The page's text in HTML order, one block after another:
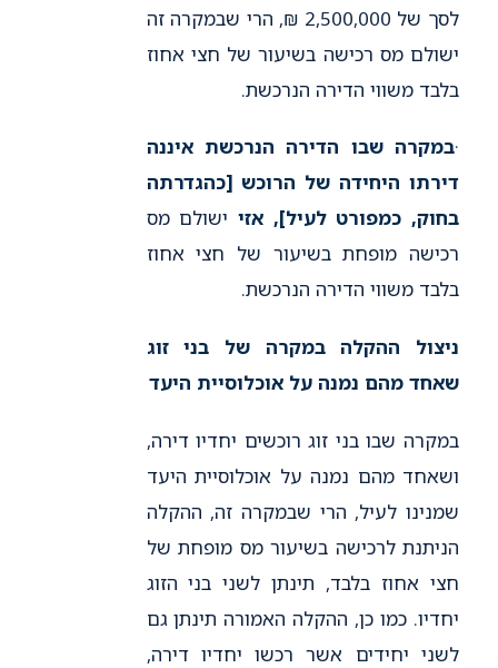
לסך של 2,500,000 ₪, הרי שבמקרה זה
ישולם מס רכישה בשיעור של חצי אחוז
בלבד משווי הדירה הנרכשת.
·במקרה שבו הדירה הנרכשת איננה
דירתו היחידה של הרוכש [כהגדרתה
בחוק, כמפורט לעיל], אזי ישולם מס
רכישה מופחת בשיעור של חצי אחוז
בלבד משווי הדירה הנרכשת.
ניצול ההקלה במקרה של בני זוג
שאחד מהם נמנה על אוכלוסיית היעד
במקרה שבו בני זוג רוכשים יחדיו דירה,
ושאחד מהם נמנה על אוכלוסיית היעד
שמנינו לעיל, הרי שבמקרה זה, ההקלה
הניתנת לרכישה בשיעור מס מופחת של
חצי אחוז בלבד, תינתן לשני בני הזוג
יחדיו. כמו כן, ההקלה האמורה תינתן גם
לשני יחידים אשר רכשו יחדיו דירה,